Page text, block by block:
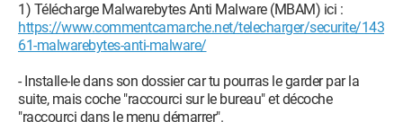
1) Télécharge Malwarebytes Anti Malware (MBAM) ici :
https://www.commentcamarche.net/telecharger/securite/143
61-malwarebytes-anti-malware/
- Installe-le dans son dossier car tu pourras le garder par la
suite, mais coche "raccourci sur le bureau" et décoche
"raccourci dans le menu démarrer".